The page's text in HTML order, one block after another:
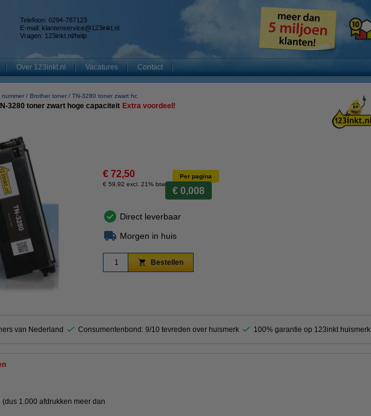
Telefoon: 0294-787123
E-mail: klantenservice@123inkt.nl
Vragen: 123inkt.nl/help
Over 123inkt.nl Vacatures Contact
nummer Brother toner TN-3280 toner zwart hc
3280 toner zwart hoge capaciteit Extra voordeel!
€ 72,50
€ 59,92 excl. 21% btw
Per pagina
€ 0,008
Direct leverbaar
Morgen in huis
Bestellen
van Nederland Consumentenbond: 9/10 tevreden over huismerk 100% garantie op 123inkt huismerk
(dus 1.000 afdrukken meer dan